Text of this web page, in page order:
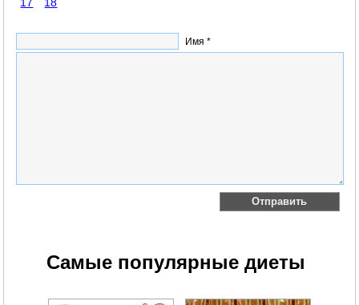
Имя *
Самые популярные диеты